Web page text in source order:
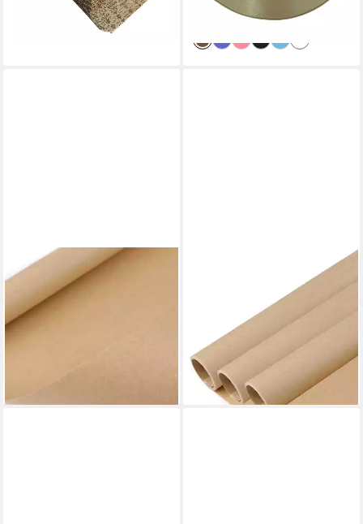
(0,44 €/ 1 m)
lieferbar - in 3-4 Werktagen bei dir
MADDMA
Geschenkpapier 1 Rolle
Geschenkpapier natur
Dekopapier
(1,99 €/ 1 qm)
Geschenkpapier 3 Rollen
Kraftpapier Geschenkpapier
Dekopapier
Verpackungspapier, natur
6,81 €
(1,62 €/ 1 qm)
lieferbar - in 3-4 Werktagen bei dir